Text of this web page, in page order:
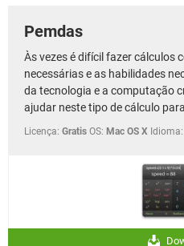
Pemdas
Às vezes é difícil fazer cálculos
necessárias e as habilidades
da tecnologia e a computação
ajudar neste tipo de cálculo
Licença: Gratis OS: Mac OS X Idioma: